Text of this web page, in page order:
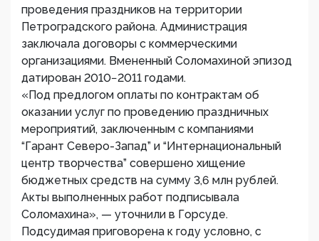
проведения праздников на территории
Петроградского района. Администрация
заключала договоры с коммерческими
организациями. Вмененный Соломахиной эпизод
датирован 2010−2011 годами.
«Под предлогом оплаты по контрактам об
оказании услуг по проведению праздничных
мероприятий, заключенным с компаниями
“Гарант Северо-Запад” и “Интернациональный
центр творчества” совершено хищение
бюджетных средств на сумму 3,6 млн рублей.
Акты выполненных работ подписывала
Соломахина», — уточнили в Горсуде.
Подсудимая приговорена к году условно, с